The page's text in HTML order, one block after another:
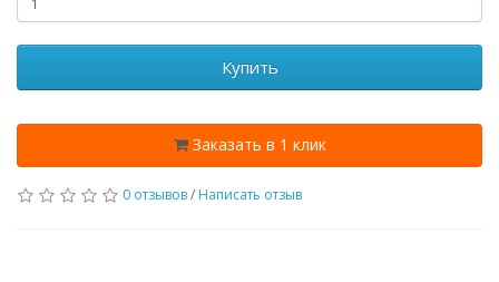
Купить
Заказать в 1 клик
0 отзывов/ Написать отзыв